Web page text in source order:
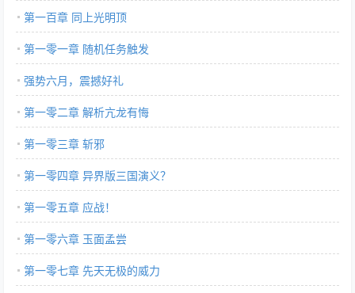
第一百章 同上光明顶
第一零一章 随机任务触发
强势六月，震撼好礼
第一零二章 解析亢龙有悔
第一零三章 斩邪
第一零四章 异界版三国演义？
第一零五章 应战！
第一零六章 玉面孟尝
第一零七章 先天无极的威力